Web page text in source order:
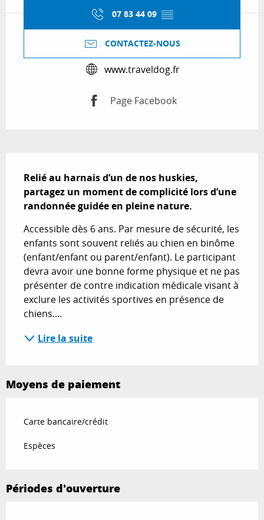
07 83 44 09 ▒▒
CONTACTEZ-NOUS
www.traveldog.fr
Page Facebook
Relié au harnais d’un de nos huskies,
partagez un moment de complicité lors d’une
randonnée guidée en pleine nature.
Accessible dès 6 ans. Par mesure de sécurité, les
enfants sont souvent reliés au chien en binôme
(enfant/enfant ou parent/enfant). Le participant
devra avoir une bonne forme physique et ne pas
présenter de contre indication médicale visant à
exclure les activités sportives en présence de
chiens....
Lire la suite
Moyens de paiement
Carte bancaire/crédit
Espèces
Périodes d'ouverture